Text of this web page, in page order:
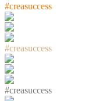
#creasuccess
#creasuccess
#creasuccess